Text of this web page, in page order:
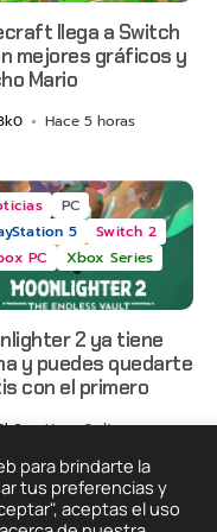
llega a Switch
mejores gráficos y
Mario
Hace 5 horas
PC
5
Switch 2
PC
Xbox Series
2 ya tiene
y puedes quedarte
con el primero
Hace 2 días
para brindarte la
tus preferencias y
aceptas el uso